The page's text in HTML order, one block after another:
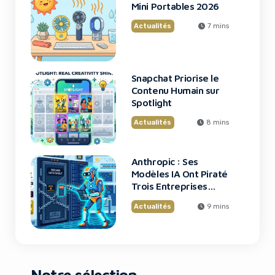
Mini Portables 2026
Actualités 7 mins
Snapchat Priorise le
Contenu Humain sur
Spotlight
Actualités 8 mins
Anthropic : Ses
Modèles IA Ont Piraté
Trois Entreprises
Lors de Tests
Actualités 9 mins